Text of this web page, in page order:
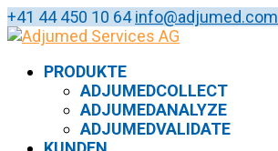
+41 44 450 10 64 info@adjumed.com
PRODUKTE
ADJUMEDCOLLECT
ADJUMEDANALYZE
ADJUMEDVALIDATE